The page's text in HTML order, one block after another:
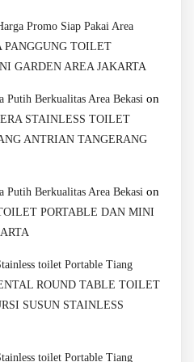
Promo Siap Pakai Area
PANGGUNG TOILET
GARDEN AREA JAKARTA
Putih Berkualitas Area Bekasi on
STAINLESS TOILET
ANTRIAN TANGERANG
Putih Berkualitas Area Bekasi on
PORTABLE DAN MINI
toilet Portable Tiang
ROUND TABLE TOILET
SUSUN STAINLESS
toilet Portable Tiang